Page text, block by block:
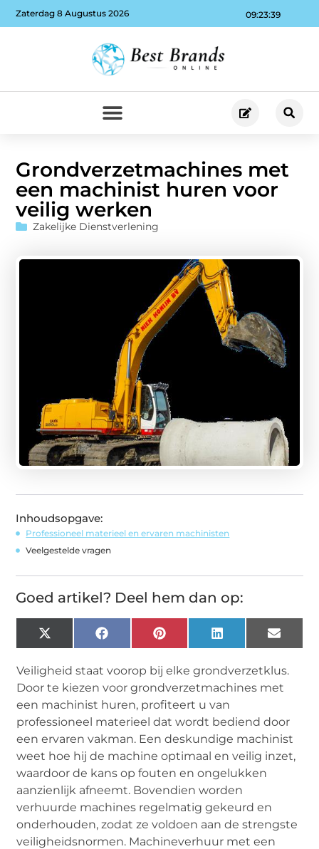
09:23:40
Zaterdag 8 Augustus 2026
Grondverzetmachines met
een machinist huren voor
veilig werken
Zakelijke Dienstverlening
Inhoudsopgave:
Professioneel materieel en ervaren machinisten
Veelgestelde vragen
Goed artikel? Deel hem dan op:
X
(Twitter)
FacebookPinterest LinkedIn Email
Veiligheid staat voorop bij elke grondverzetklus.
Door te kiezen voor grondverzetmachines met
een machinist huren, profiteert u van
professioneel materieel dat wordt bediend door
een ervaren vakman. Een deskundige machinist
weet hoe hij de machine optimaal en veilig inzet,
waardoor de kans op fouten en ongelukken
aanzienlijk afneemt. Bovendien worden
verhuurde machines regelmatig gekeurd en
onderhouden, zodat ze voldoen aan de strengste
veiligheidsnormen. Machineverhuur met een